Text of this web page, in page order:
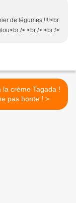
de légumes !!!!<br
/> <br /> <br />
la crème Tagada !
Même pas honte ! >